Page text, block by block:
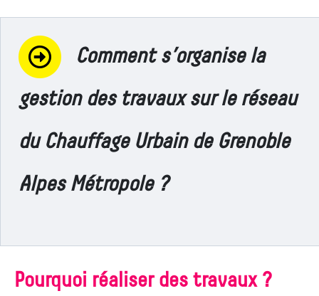
Comment s’organise la
gestion des travaux sur le réseau
du Chauffage Urbain de Grenoble
Alpes Métropole ?
Pourquoi réaliser des travaux ?